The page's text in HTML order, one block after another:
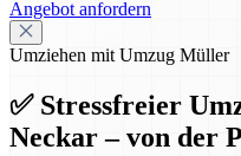
Angebot anfordern
Umziehen mit Umzug Müller
✅ Stressfreier
Neckar – von der